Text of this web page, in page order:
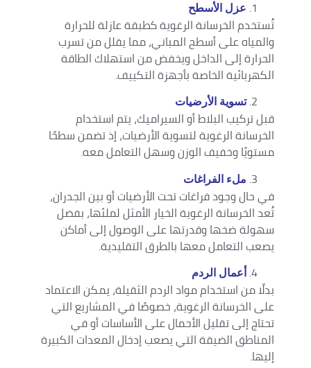
عزل الأسطح
تُستخدم الخرسانة الرغوية كطبقة عازلة للحرارة
والمياه على أسطح المباني، مما يقلل من تسرب
الحرارة إلى الداخل ويخفض من استهلاك الطاقة
الكهربائية الخاصة بأجهزة التكييف.
تسوية الأرضيات
قبل تركيب البلاط أو السيراميك، يتم استخدام
الخرسانة الرغوية لتسوية الأرضيات، إذ تضمن سطحًا
مستويًا وخفيف الوزن وسهل التعامل معه.
ملء الفراغات
في حال وجود فراغات تحت الأرضيات أو بين الجدران،
تُعد الخرسانة الرغوية الخيار الأمثل لملئها، بفضل
سهولة ضخها وقدرتها على الوصول إلى أماكن
يصعب التعامل معها بالطرق التقليدية.
أعمال الردم
بدلًا من استخدام مواد الردم الثقيلة، يمكن الاعتماد
على الخرسانة الرغوية، خصوصًا في المشاريع التي
تحتاج إلى تقليل الأحمال على الأساسات أو في
المناطق الضيقة التي يصعب إدخال المعدات الكبيرة
إليها.